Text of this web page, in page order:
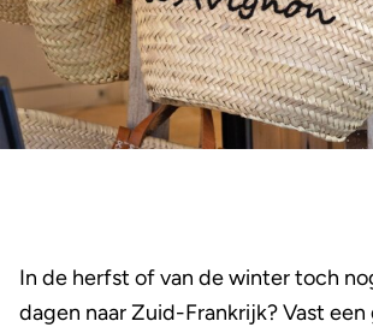
In de herfst of van de winter toch
dagen naar Zuid-Frankrijk? Vast een